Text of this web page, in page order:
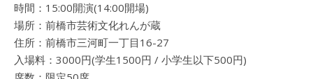
時間：15:00開演(14:00開場)
場所：前橋市芸術文化れんが蔵
住所：前橋市三河町一丁目16-27
入場料：3000円(学生1500円 / 小学生以下500円)